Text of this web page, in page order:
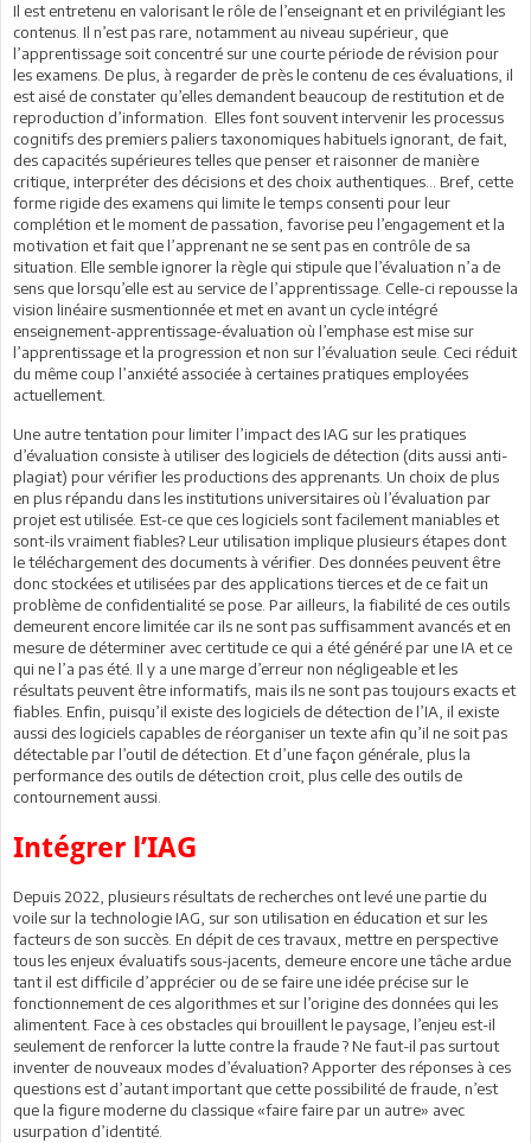
Il est entretenu en valorisant le rôle de l’enseignant et en privilégiant les
contenus. Il n’est pas rare, notamment au niveau supérieur, que
l’apprentissage soit concentré sur une courte période de révision pour
les examens. De plus, à regarder de près le contenu de ces évaluations, il
est aisé de constater qu’elles demandent beaucoup de restitution et de
reproduction d’information. Elles font souvent intervenir les processus
cognitifs des premiers paliers taxonomiques habituels ignorant, de fait,
des capacités supérieures telles que penser et raisonner de manière
critique, interpréter des décisions et des choix authentiques… Bref, cette
forme rigide des examens qui limite le temps consenti pour leur
complétion et le moment de passation, favorise peu l’engagement et la
motivation et fait que l’apprenant ne se sent pas en contrôle de sa
situation. Elle semble ignorer la règle qui stipule que l’évaluation n’a de
sens que lorsqu’elle est au service de l’apprentissage. Celle-ci repousse la
vision linéaire susmentionnée et met en avant un cycle intégré
enseignement-apprentissage-évaluation où l’emphase est mise sur
l’apprentissage et la progression et non sur l’évaluation seule. Ceci réduit
du même coup l’anxiété associée à certaines pratiques employées
actuellement.
Une autre tentation pour limiter l’impact des IAG sur les pratiques
d’évaluation consiste à utiliser des logiciels de détection (dits aussi anti-
plagiat) pour vérifier les productions des apprenants. Un choix de plus
en plus répandu dans les institutions universitaires où l’évaluation par
projet est utilisée. Est-ce que ces logiciels sont facilement maniables et
sont-ils vraiment fiables? Leur utilisation implique plusieurs étapes dont
le téléchargement des documents à vérifier. Des données peuvent être
donc stockées et utilisées par des applications tierces et de ce fait un
problème de confidentialité se pose. Par ailleurs, la fiabilité de ces outils
demeurent encore limitée car ils ne sont pas suffisamment avancés et en
mesure de déterminer avec certitude ce qui a été généré par une IA et ce
qui ne l’a pas été. Il y a une marge d’erreur non négligeable et les
résultats peuvent être informatifs, mais ils ne sont pas toujours exacts et
fiables. Enfin, puisqu’il existe des logiciels de détection de l’IA, il existe
aussi des logiciels capables de réorganiser un texte afin qu’il ne soit pas
détectable par l’outil de détection. Et d’une façon générale, plus la
performance des outils de détection croit, plus celle des outils de
contournement aussi.
Intégrer l’IAG
Depuis 2022, plusieurs résultats de recherches ont levé une partie du
voile sur la technologie IAG, sur son utilisation en éducation et sur les
facteurs de son succès. En dépit de ces travaux, mettre en perspective
tous les enjeux évaluatifs sous-jacents, demeure encore une tâche ardue
tant il est difficile d’apprécier ou de se faire une idée précise sur le
fonctionnement de ces algorithmes et sur l’origine des données qui les
alimentent. Face à ces obstacles qui brouillent le paysage, l’enjeu est-il
seulement de renforcer la lutte contre la fraude ? Ne faut-il pas surtout
inventer de nouveaux modes d’évaluation? Apporter des réponses à ces
questions est d’autant important que cette possibilité de fraude, n’est
que la figure moderne du classique «faire faire par un autre» avec
usurpation d’identité.